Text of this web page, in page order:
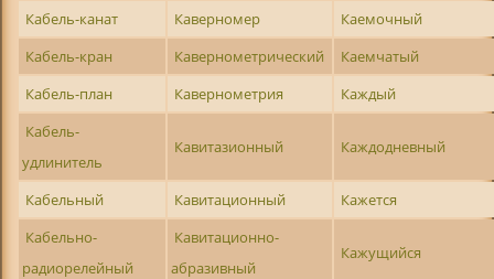
Кабель-канат Каверномер
Каемочный
Кабель-кран
Кавернометрический
Каемчатый
Кабель-план
Кавернометрия
Каждый
Кабель-
удлинитель
Кавитазионный Каждодневный
Кабельный Кавитационный
Кажется
Кабельно-
радиорелейный
Кавитационно-
абразивный
Кажущийся